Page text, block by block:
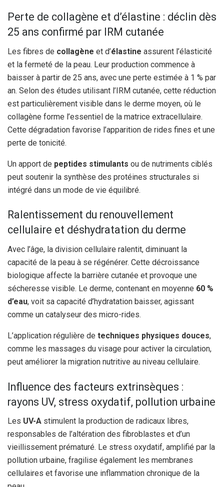
Perte de collagène et d’élastine : déclin dès
25 ans confirmé par IRM cutanée
Les fibres de collagène et d’élastine assurent l’élasticité
et la fermeté de la peau. Leur production commence à
baisser à partir de 25 ans, avec une perte estimée à 1 % par
an. Selon des études utilisant l’IRM cutanée, cette réduction
est particulièrement visible dans le derme moyen, où le
collagène forme l’essentiel de la matrice extracellulaire.
Cette dégradation favorise l’apparition de rides fines et une
perte de tonicité.
Un apport de peptides stimulants ou de nutriments ciblés
peut soutenir la synthèse des protéines structurales si
intégré dans un mode de vie équilibré.
Ralentissement du renouvellement
cellulaire et déshydratation du derme
Avec l’âge, la division cellulaire ralentit, diminuant la
capacité de la peau à se régénérer. Cette décroissance
biologique affecte la barrière cutanée et provoque une
sécheresse visible. Le derme, contenant en moyenne 60 %
d’eau, voit sa capacité d’hydratation baisser, agissant
comme un catalyseur des micro-rides.
L’application régulière de techniques physiques douces,
comme les massages du visage pour activer la circulation,
peut améliorer la migration nutritive au niveau cellulaire.
Influence des facteurs extrinsèques :
rayons UV, stress oxydatif, pollution urbaine
Les UV-A stimulent la production de radicaux libres,
responsables de l’altération des fibroblastes et d’un
vieillissement prématuré. Le stress oxydatif, amplifié par la
pollution urbaine, fragilise également les membranes
cellulaires et favorise une inflammation chronique de la